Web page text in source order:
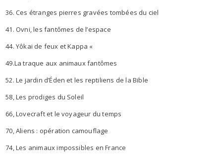
36. Ces étranges pierres gravées tombées du ciel
41. Ovni, les fantômes de l’espace
44. Yôkai de feux et Kappa «
49.La traque aux animaux fantômes
52. Le jardin d’Éden et les reptiliens de la Bible
58, Les prodiges du Soleil
66, Lovecraft et le voyageur du temps
70, Aliens : opération camouflage
74, Les animaux impossibles en France